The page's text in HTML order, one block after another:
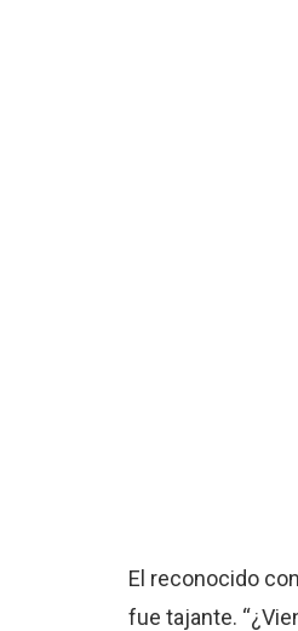
El reconocido
fue tajante.